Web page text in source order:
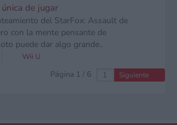
de jugar
del StarFox: Assault de
con la mente pensante de
puede dar algo grande..
Wii U
Página 1 / 6 Siguiente